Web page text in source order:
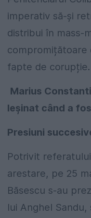
imperativ să-și
distribui în mass-
compromițătoare
fapte de corupție.
Marius
leșinat când a
Presiuni
Potrivit
arestare, pe 25
Băsescu s-au
lui Anghel Sandu,